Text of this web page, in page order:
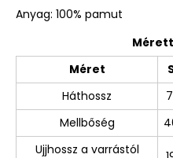
Anyag: 100% pamut
Méret
Háthossz
Mellbőség
Ujjhossz a varrástól